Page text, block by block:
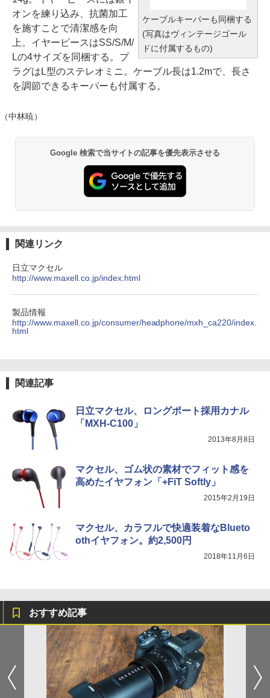
ケーブルキーパーも同梱する
(写真はヴィンテージゴール
ドに付属するもの)
オンを練り込み、抗菌加工
を施すことで清潔感を向
上。イヤーピースはSS/S/M/
Lの4サイズを同梱する。プ
ラグはL型のステレオミニ。ケーブル長は1.2mで、長さ
を調節できるキーパーも付属する。
（中林暁）
Google 検索で当サイトの記事を優先表示させる
関連リンク
日立マクセル
http://www.maxell.co.jp/index.html
製品情報
http://www.maxell.co.jp/consumer/headphone/mxh_ca220/index.
html
関連記事
日立マクセル、ロングポート採用カナル
「MXH-C100」
2013年8月8日
マクセル、ゴム状の素材でフィット感を
高めたイヤフォン「+FiT Softly」
2015年2月19日
マクセル、カラフルで快適装着なBlueto
othイヤフォン。約2,500円
2018年11月6日
おすすめ記事